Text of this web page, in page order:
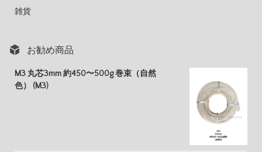
雑貨
お勧め商品
M3 丸芯3mm 約450〜500g 巻束（自然
色） (M3)